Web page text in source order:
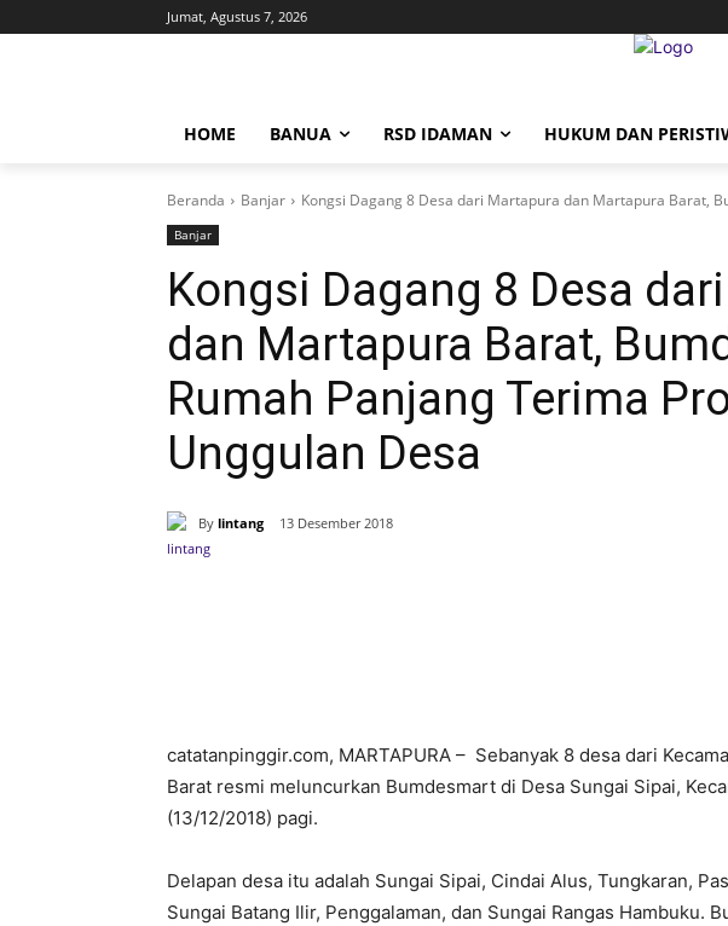
Jumat, Agustus 7, 2026
HOME BANUA RSD IDAMAN HUKUM DAN
Beranda Banjar Kongsi Dagang 8 Desa dari Martapura dan Martapura Barat,
Banjar
Kongsi Dagang 8 Desa
dan Martapura Barat,
Rumah Panjang Terima
Unggulan Desa
By lintang 13 Desember 2018
catatanpinggir.com, MARTAPURA – Sebanyak 8 desa dari
Barat resmi meluncurkan Bumdesmart di Desa Sungai Sipai,
(13/12/2018) pagi.
Delapan desa itu adalah Sungai Sipai, Cindai Alus, Tungkaran,
Sungai Batang Ilir, Penggalaman, dan Sungai Rangas Hambuku.